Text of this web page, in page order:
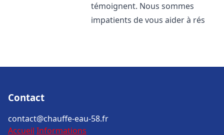
témoignent. Nous sommes
impatients de vous aider à rés
Contact
contact@chauffe-eau-58.fr
Accueil Informations